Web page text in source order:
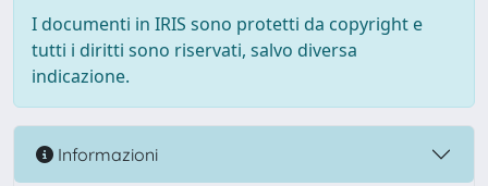
I documenti in IRIS sono protetti da copyright e
tutti i diritti sono riservati, salvo diversa
indicazione.
Informazioni